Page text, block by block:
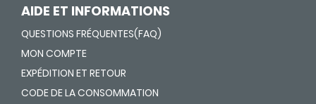
AIDE ET INFORMATIONS
QUESTIONS FRÉQUENTES(FAQ)
MON COMPTE
EXPÉDITION ET RETOUR
CODE DE LA CONSOMMATION